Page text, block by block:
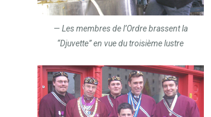
Les membres de l’Ordre brassent la
“Djuvette” en vue du troisième lustre